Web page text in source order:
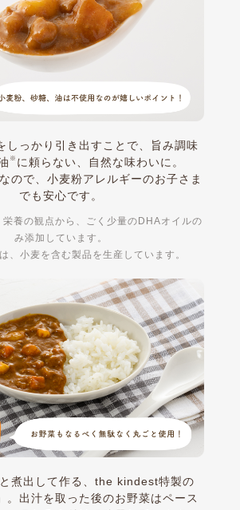
しっかり引き出すことで、旨み調味
※ に頼らない、自然な味わいに。
なので、小麦粉アレルギーのお子さま
でも安心です。
養の観点から、ごく少量のDHAオイルの
み添加しています。
、小麦を含む製品を生産しています。
煮出して作る、the kindest特製の
。出汁を取った後のお野菜はペース